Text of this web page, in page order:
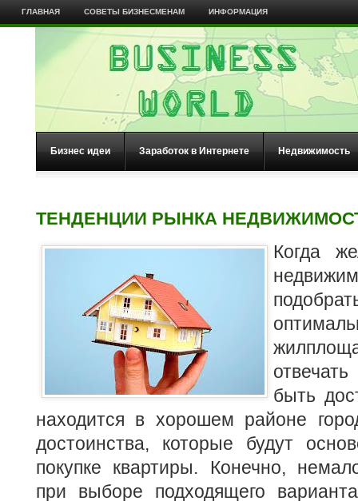
ГЛАВНАЯ СОВЕТЫ БИЗНЕСМЕНАМ ИНФОРМАЦИЯ
Бизнес идеи Заработок в Интернете Недвижимость
ТЕНДЕНЦИИ РЫНКА
Когда
быть
находится в хорошем районе
достоинства, которые будут
покупке квартиры. Конечно,
при выборе подходящего